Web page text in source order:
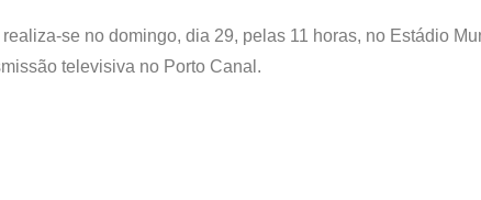
se no domingo, dia 29, pelas 11 horas, no Estádio
televisiva no Porto Canal.